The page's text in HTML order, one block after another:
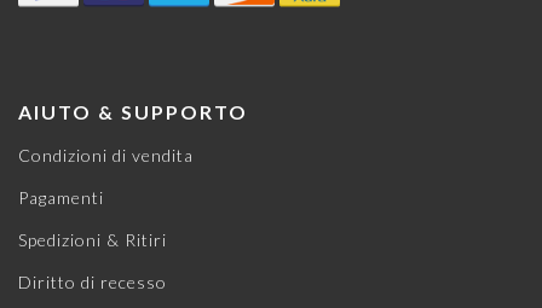
AIUTO & SUPPORTO
Condizioni di vendita
Pagamenti
Spedizioni & Ritiri
Diritto di recesso